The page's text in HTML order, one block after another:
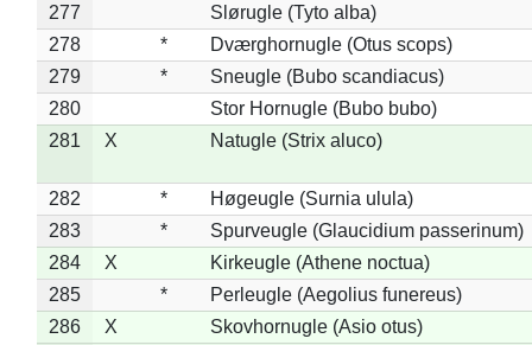
277
Slørugle (Tyto alba)
278
*
Dværghornugle (Otus scops)
279
*
Sneugle (Bubo scandiacus)
280
Stor Hornugle (Bubo bubo)
281
X Natugle (Strix aluco)
282 *
Høgeugle (Surnia ulula)
283
*
Spurveugle (Glaucidium passerinum)
284
X
Kirkeugle (Athene noctua)
285
*
Perleugle (Aegolius funereus)
286
X
Skovhornugle (Asio otus)